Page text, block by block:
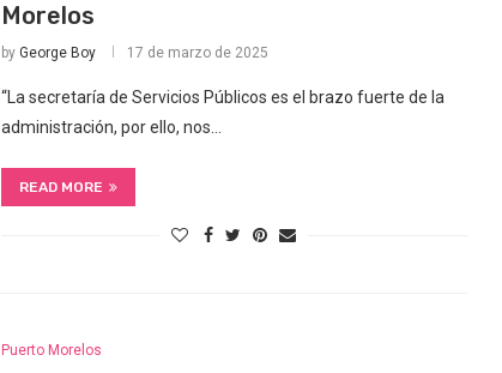
Morelos
by George Boy 17 de marzo de 2025
“La secretaría de Servicios Públicos es el brazo fuerte de la
administración, por ello, nos…
READ MORE
Puerto Morelos